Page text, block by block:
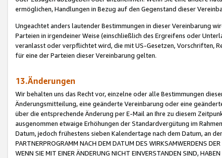
ermöglichen, Handlungen in Bezug auf den Gegenstand dieser
Ungeachtet anders lautender Bestimmungen in dieser Vereinbarung
Parteien in irgendeiner Weise (einschließlich des Ergreifens oder
veranlasst oder verpflichtet wird, die mit US-Gesetzen, Vorschriften,
für eine der Parteien dieser Vereinbarung gelten.
13.Änderungen
Wir behalten uns das Recht vor, einzelne oder alle Bestimmungen
Änderungsmitteilung, eine geänderte Vereinbarung oder eine
über die entsprechende Änderung per E-Mail an Ihre zu diesem
ausgenommen etwaige Erhöhungen der Standardvergütung im
Datum, jedoch frühestens sieben Kalendertage nach dem Datum, an
PARTNERPROGRAMM NACH DEM DATUM DES WIRKSAMWERDENS
WENN SIE MIT EINER ÄNDERUNG NICHT EINVERSTANDEN SIND,